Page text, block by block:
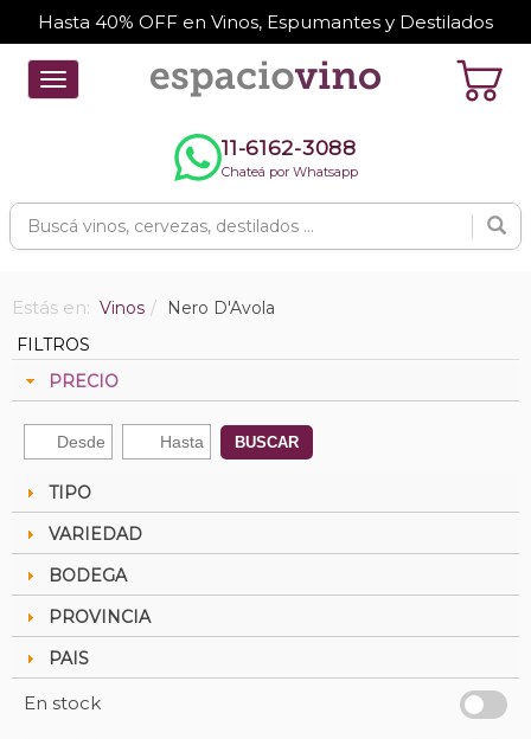
Hasta 40% OFF en Vinos, Espumantes y Destilados
Toggle
navigation
11-6162-3088
Chateá por Whatsapp
Estás en: Vinos
Nero D'Avola
FILTROS
PRECIO
BUSCAR
TIPO
VARIEDAD
BODEGA
PROVINCIA
PAIS
En stock